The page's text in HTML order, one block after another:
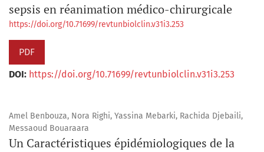
sepsis en réanimation médico-chirurgicale
https://doi.org/10.71699/revtunbiolclin.v31i3.253
PDF
DOI: https://doi.org/10.71699/revtunbiolclin.v31i3.253
Amel Benbouza, Nora Righi, Yassina Mebarki, Rachida Djebaili,
Messaoud Bouaraara
Un Caractéristiques épidémiologiques de la